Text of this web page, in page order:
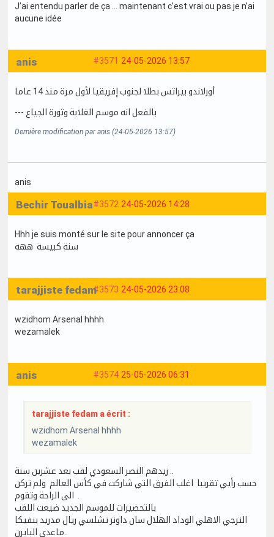
J’ai entendu parler de ça … maintenant c’est vrai ou pas je n’ai
aucune idée
#3571 24-05-2026 13:57
anis
أورلاندو بيراتس بطلا لجنوب إفريقيا لأول مرة منذ 14 عاما
--- بالفعل انه موسم الغلابة وثورة الجياع
Dernière modification par anis (24-05-2026 13:57)
anis
#3572 24-05-2026 14:28
Bechir Toualbia
Hhh je suis monté sur le site pour annoncer ça
سنة كبيسة ههه
#3573 24-05-2026 23:08
tarajjiste fedam
wzidhom Arsenal hhhh
wezamalek
#3574 25-05-2026 06:31
anis
tarajjiste fedam a écrit :
wzidhom Arsenal hhhh
wezamalek
حسب رأيي تقريبا اغلب الفرق التي شاركت في كأس العالم ولم تركن
بالتحضيرات للموسم الجديد ضيعت اللقب
الترجي الاهلي الوداد الهلال سان داونز تشلسي ريال مدريد بنفيكا